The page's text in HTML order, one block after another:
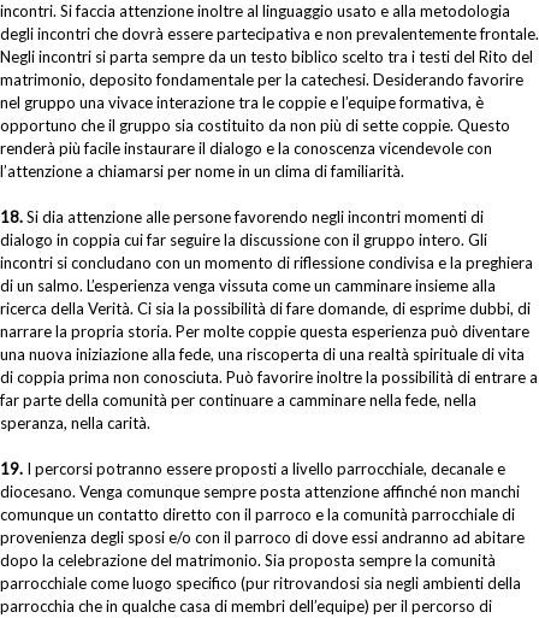
incontri. Si faccia attenzione inoltre al linguaggio usato e alla metodologia
degli incontri che dovrà essere partecipativa e non prevalentemente frontale.
Negli incontri si parta sempre da un testo biblico scelto tra i testi del Rito del
matrimonio, deposito fondamentale per la catechesi. Desiderando favorire
nel gruppo una vivace interazione tra le coppie e l’equipe formativa, è
opportuno che il gruppo sia costituito da non più di sette coppie. Questo
renderà più facile instaurare il dialogo e la conoscenza vicendevole con
l’attenzione a chiamarsi per nome in un clima di familiarità.
18.Si dia attenzione alle persone favorendo negli incontri momenti di
dialogo in coppia cui far seguire la discussione con il gruppo intero. Gli
incontri si concludano con un momento di riflessione condivisa e la preghiera
di un salmo. L’esperienza venga vissuta come un camminare insieme alla
ricerca della Verità. Ci sia la possibilità di fare domande, di esprime dubbi, di
narrare la propria storia. Per molte coppie questa esperienza può diventare
una nuova iniziazione alla fede, una riscoperta di una realtà spirituale di vita
di coppia prima non conosciuta. Può favorire inoltre la possibilità di entrare a
far parte della comunità per continuare a camminare nella fede, nella
speranza, nella carità.
19. I percorsi potranno essere proposti a livello parrocchiale, decanale e
diocesano. Venga comunque sempre posta attenzione affinché non manchi
comunque un contatto diretto con il parroco e la comunità parrocchiale di
provenienza degli sposi e/o con il parroco di dove essi andranno ad abitare
dopo la celebrazione del matrimonio. Sia proposta sempre la comunità
parrocchiale come luogo specifico (pur ritrovandosi sia negli ambienti della
parrocchia che in qualche casa di membri dell’equipe) per il percorso di